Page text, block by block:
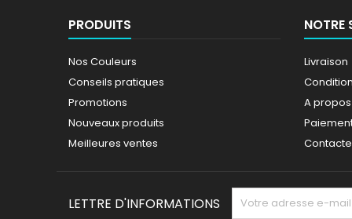
PRODUITS
Nos Couleurs
Conseils pratiques
Promotions
Nouveaux produits
Meilleures ventes
NOTRE
Livraison
A propos
LETTRE D'INFORMATIONS